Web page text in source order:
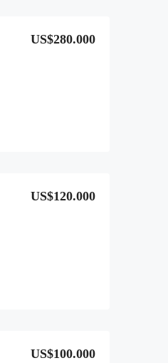
US$280.000
US$120.000
US$100.000